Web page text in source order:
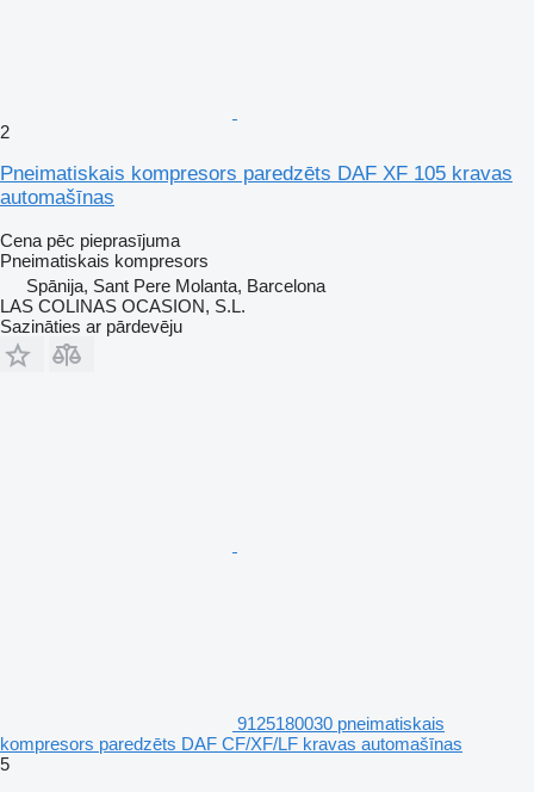
2
Pneimatiskais kompresors paredzēts DAF XF 105 kravas
automašīnas
Cena pēc pieprasījuma
Pneimatiskais kompresors
Spānija, Sant Pere Molanta, Barcelona
LAS COLINAS OCASION, S.L.
Sazināties ar pārdevēju
9125180030 pneimatiskais
kompresors paredzēts DAF CF/XF/LF kravas automašīnas
5